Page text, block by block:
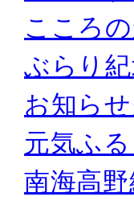
こころ
ぶらり
お知ら
元気ふ
南海高